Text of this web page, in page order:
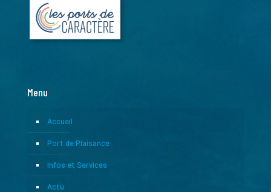
Menu
Accueil
Port de Plaisance
Infos et Services
Actu